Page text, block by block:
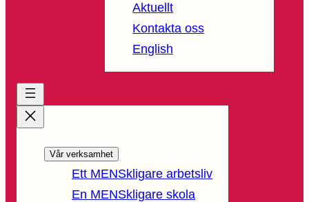
Aktuellt
Kontakta oss
English
Vår verksamhet
Ett MENSkligare arbetsliv
En MENSkligare skola